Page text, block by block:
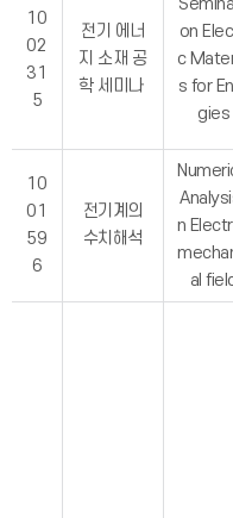
10
02
31
5
전기 에너
지 소재 공
학 세미나
on
c
s for
gies
10
01
59
6
전기계의
수치해석
n
al